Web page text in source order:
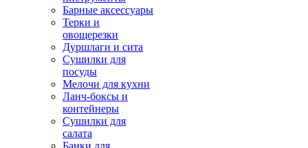
Барные аксессуары
Терки и
овощерезки
Дуршлаги и сита
Сушилки для
посуды
Мелочи для кухни
Ланч-боксы и
контейнеры
Сушилки для
салата
Банки для